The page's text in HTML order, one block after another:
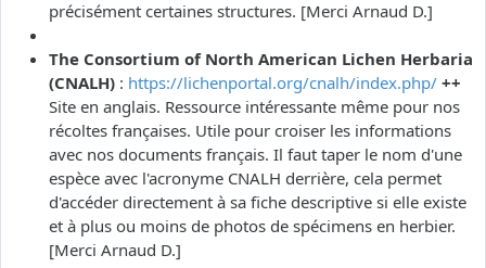
précisément certaines structures. [Merci Arnaud D.]
The Consortium of North American Lichen Herbaria
(CNALH) : https://lichenportal.org/cnalh/index.php/ ++
Site en anglais. Ressource intéressante même pour nos
récoltes françaises. Utile pour croiser les informations
avec nos documents français. Il faut taper le nom d'une
espèce avec l'acronyme CNALH derrière, cela permet
d'accéder directement à sa fiche descriptive si elle existe
et à plus ou moins de photos de spécimens en herbier.
[Merci Arnaud D.]